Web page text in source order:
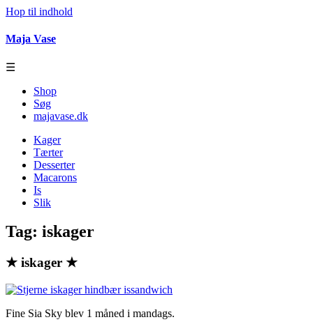
Hop til indhold
Maja Vase
☰
Shop
Søg
majavase.dk
Kager
Tærter
Desserter
Macarons
Is
Slik
Tag: iskager
★ iskager ★
Fine Sia Sky blev 1 måned i mandags.